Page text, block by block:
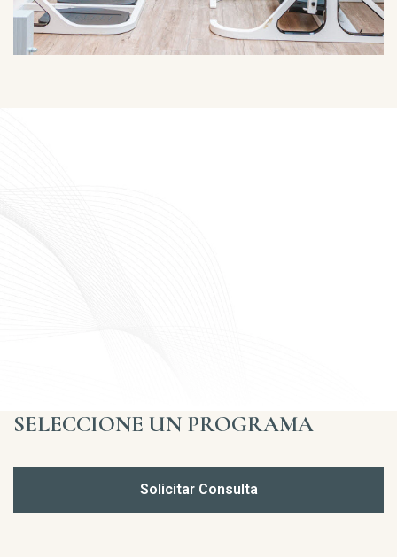
SELECCIONE UN PROGRAMA
Solicitar Consulta